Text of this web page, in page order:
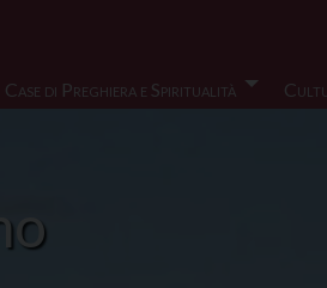
Case di Preghiera e Spiritualità